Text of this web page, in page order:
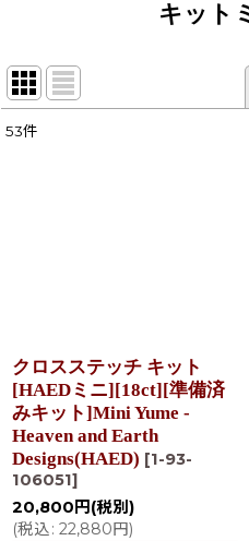
キット
53件
クロスステッチ キット
[HAEDミニ][18ct][準備済
みキット]Mini Yume -
Heaven and Earth
Designs(HAED) [1-93-
106051]
20,800 円 (税別)
(税込: 22,880円)